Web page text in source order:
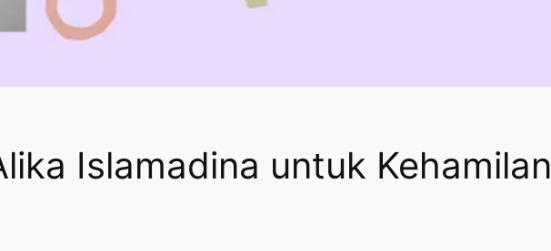
Islamadina untuk Kehamilan